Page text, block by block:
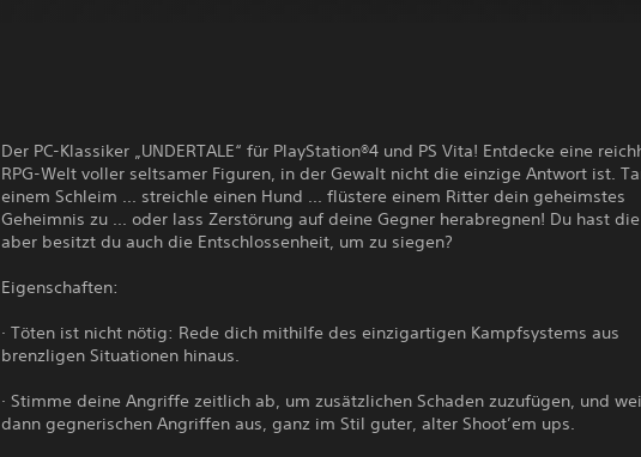
Der PC-Klassiker „UNDERTALE“ für PlayStation®4 und PS Vita! Entdecke eine
RPG-Welt voller seltsamer Figuren, in der Gewalt nicht die einzige Antwort ist.
einem Schleim ... streichle einen Hund ... flüstere einem Ritter dein geheimstes
Geheimnis zu ... oder lass Zerstörung auf deine Gegner herabregnen! Du hast
aber besitzt du auch die Entschlossenheit, um zu siegen?
Eigenschaften:
· Töten ist nicht nötig: Rede dich mithilfe des einzigartigen Kampfsystems aus
brenzligen Situationen hinaus.
· Stimme deine Angriffe zeitlich ab, um zusätzlichen Schaden zuzufügen, und
dann gegnerischen Angriffen aus, ganz im Stil guter, alter Shoot’em ups.